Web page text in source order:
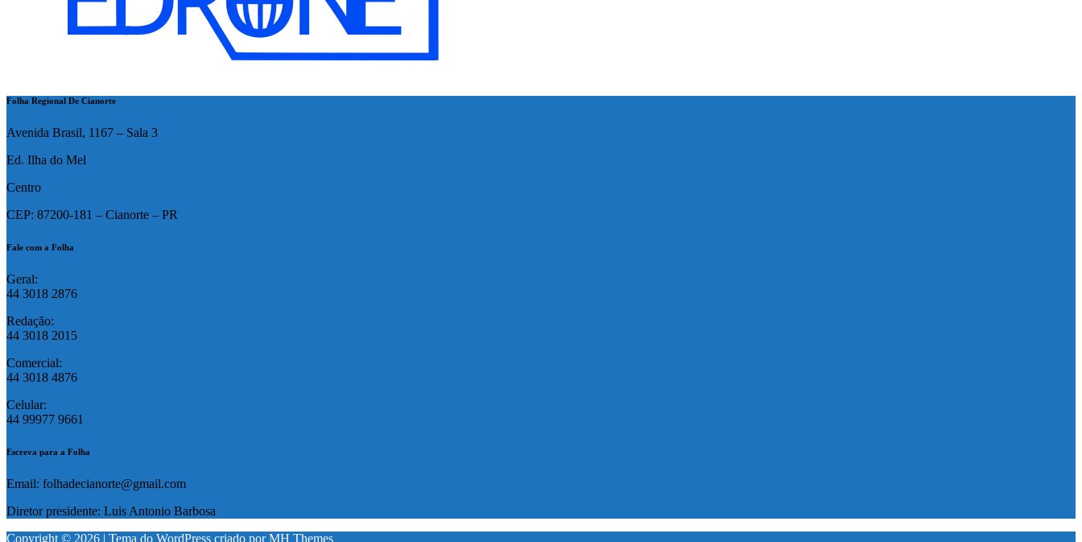
Folha Regional De Cianorte
Avenida Brasil, 1167 – Sala 3
Ed. Ilha do Mel
Centro
CEP: 87200-181 – Cianorte – PR
Fale com a Folha
Geral:
44 3018 2876
Redação:
44 3018 2015
Comercial:
44 3018 4876
Celular:
44 99977 9661
Escreva para a Folha
Email: folhadecianorte@gmail.com
Diretor presidente: Luis Antonio Barbosa
Copyright © 2026 | Tema do WordPress criado porMH Themes